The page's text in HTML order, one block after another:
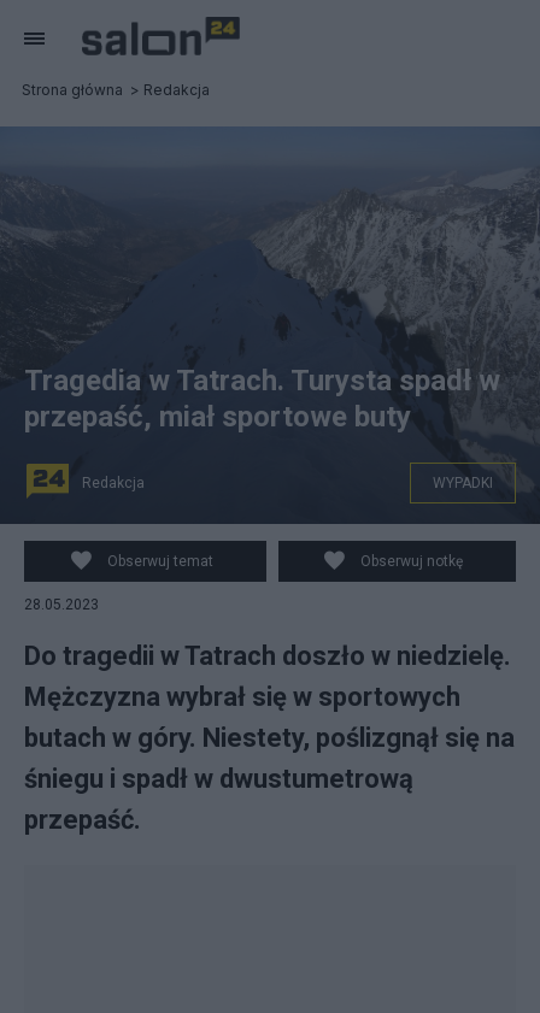
Strona główna Redakcja
Tragedia w Tatrach. Turysta spadł w
przepaść, miał sportowe buty
Redakcja WYPADKI
Obserwuj temat Obserwuj notkę
28.05.2023
Do tragedii w Tatrach doszło w niedzielę.
Mężczyzna wybrał się w sportowych
butach w góry. Niestety, poślizgnął się na
śniegu i spadł w dwustumetrową
przepaść.